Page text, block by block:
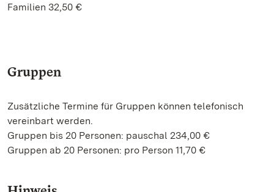
Familien 32,50 €
Gruppen
Zusätzliche Termine für Gruppen können telefonisch
vereinbart werden.
Gruppen bis 20 Personen: pauschal 234,00 €
Gruppen ab 20 Personen: pro Person 11,70 €